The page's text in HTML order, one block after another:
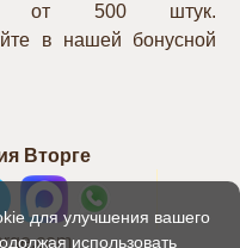
для улучшения вашего
использовать
от 500 штук.
в нашей бонусной
Вторге